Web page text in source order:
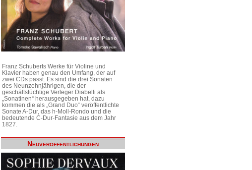
Franz Schuberts Werke für Violine und
Klavier haben genau den Umfang, der auf
zwei CDs passt. Es sind die drei Sonaten
des Neunzehnjährigen, die der
geschäftstüchtige Verleger Diabelli als
„Sonatinen“ herausgegeben hat, dazu
kommen die als „Grand Duo“ veröffentlichte
Sonate A-Dur, das h-Moll-Rondo und die
bedeutende C-Dur-Fantasie aus dem Jahr
1827.
Neuveröffentlichungen